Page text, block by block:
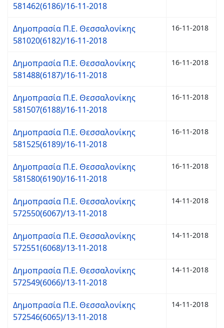
581462(6186)/16-11-2018
Δημοπρασία Π.Ε. Θεσσαλονίκης
581020(6182)/16-11-2018
16-11-2018
Δημοπρασία Π.Ε. Θεσσαλονίκης
581488(6187)/16-11-2018
16-11-2018
Δημοπρασία Π.Ε. Θεσσαλονίκης
581507(6188)/16-11-2018
16-11-2018
Δημοπρασία Π.Ε. Θεσσαλονίκης
581525(6189)/16-11-2018
16-11-2018
Δημοπρασία Π.Ε. Θεσσαλονίκης
581580(6190)/16-11-2018
16-11-2018
Δημοπρασία Π.Ε. Θεσσαλονίκης
572550(6067)/13-11-2018
14-11-2018
Δημοπρασία Π.Ε. Θεσσαλονίκης
572551(6068)/13-11-2018
14-11-2018
Δημοπρασία Π.Ε. Θεσσαλονίκης
572549(6066)/13-11-2018
14-11-2018
Δημοπρασία Π.Ε. Θεσσαλονίκης
572546(6065)/13-11-2018
14-11-2018